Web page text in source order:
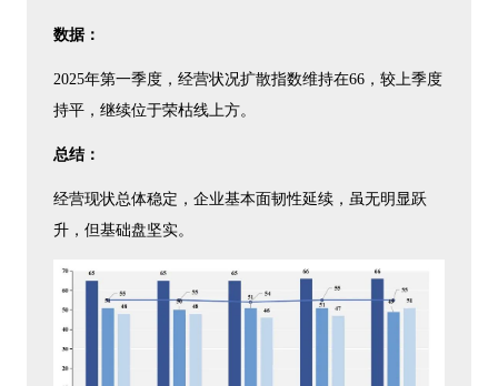
数据：
2025年第一季度，经营状况扩散指数维持在66，较上季度
持平，继续位于荣枯线上方。
总结：
经营现状总体稳定，企业基本面韧性延续，虽无明显跃
升，但基础盘坚实。